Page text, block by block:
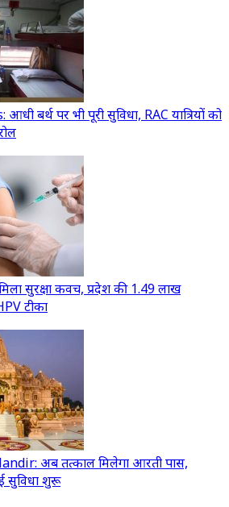
बर्थ पर भी पूरी सुविधा, RAC यात्रियों को
सुरक्षा कवच, प्रदेश की 1.49 लाख
टीका
अब तत्काल मिलेगा आरती पास,
सुविधा शुरू